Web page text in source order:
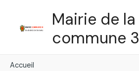
content
Mairie de la
commune 3
Accueil